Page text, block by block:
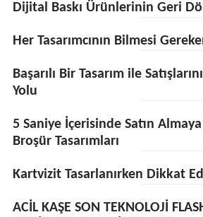
Dijital Baskı Ürünlerinin Geri
Her Tasarımcının Bilmesi
Başarılı Bir Tasarım ile
Yolu
5 Saniye İçerisinde Satın
Broşür Tasarımları
Kartvizit Tasarlanırken Dikkat
ACİL KAŞE SON TEKNOLOJİ